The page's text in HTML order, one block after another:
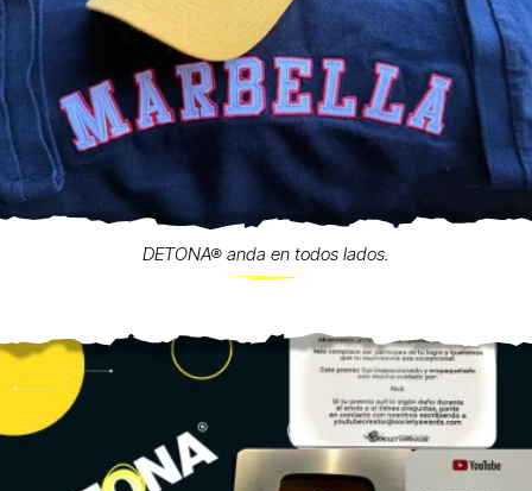
DETONA® anda en todos lados.